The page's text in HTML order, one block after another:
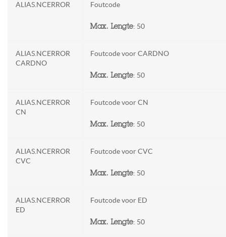
ALIAS.NCERROR Foutcode
Max. Lengte: 50
ALIAS.NCERROR
CARDNO
Foutcode voor CARDNO
Max. Lengte: 50
ALIAS.NCERROR
CN
Foutcode voor CN
Max. Lengte: 50
ALIAS.NCERROR
CVC
Foutcode voor CVC
Max. Lengte: 50
ALIAS.NCERROR
ED
Foutcode voor ED
Max. Lengte: 50